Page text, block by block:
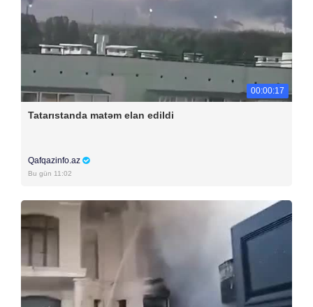
00:00:17
Tatarıstanda matəm elan edildi
Qafqazinfo.az
Bu gün 11:02